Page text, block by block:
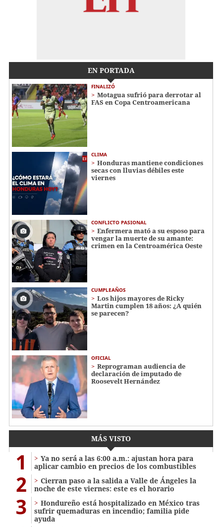
EN PORTADA
FINALIZÓ
Motagua sufrió para derrotar al
FAS en Copa Centroamericana
CLIMA
Honduras mantiene condiciones
secas con lluvias débiles este
viernes
CONFLICTO PASIONAL
Enfermera mató a su esposo para
vengar la muerte de su amante:
crimen en la Centroamérica Oeste
CUMPLEAÑOS
Los hijos mayores de Ricky
Martin cumplen 18 años: ¿A quién
se parecen?
OFICIAL
Reprograman audiencia de
declaración de imputado de
Roosevelt Hernández
MÁS VISTO
1
Ya no será a las 6:00 a.m.: ajustan hora para
aplicar cambio en precios de los combustibles
2
Cierran paso a la salida a Valle de Ángeles la
noche de este viernes: este es el horario
3
Hondureño está hospitalizado en México tras
sufrir quemaduras en incendio; familia pide
ayuda